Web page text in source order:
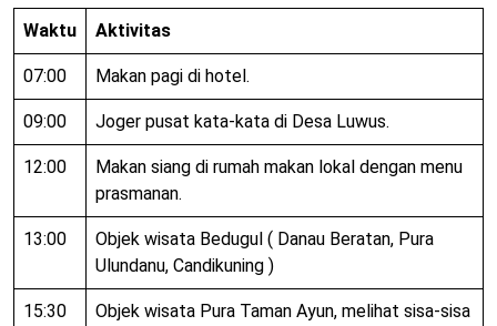
Waktu Aktivitas
07:00 Makan pagi di hotel.
09:00 Joger pusat kata-kata di Desa Luwus.
12:00
Makan siang di rumah makan lokal dengan menu
prasmanan.
13:00
Objek wisata Bedugul ( Danau Beratan, Pura
Ulundanu, Candikuning )
15:30
Objek wisata Pura Taman Ayun, melihat sisa-sisa